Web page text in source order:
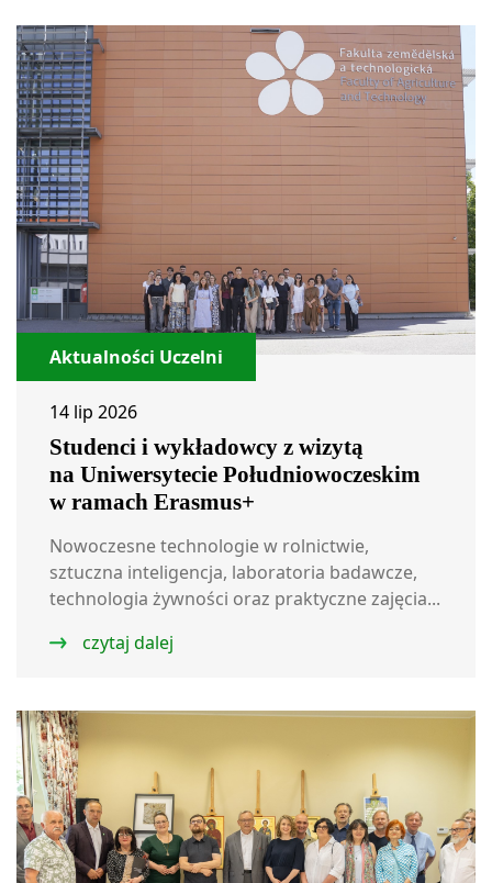
Aktualności Uczelni
14 lip 2026
Studenci i wykładowcy z wizytą
na Uniwersytecie Południowoczeskim
w ramach Erasmus+
Nowoczesne technologie w rolnictwie,
sztuczna inteligencja, laboratoria badawcze,
technologia żywności oraz praktyczne zajęcia...
czytaj dalej